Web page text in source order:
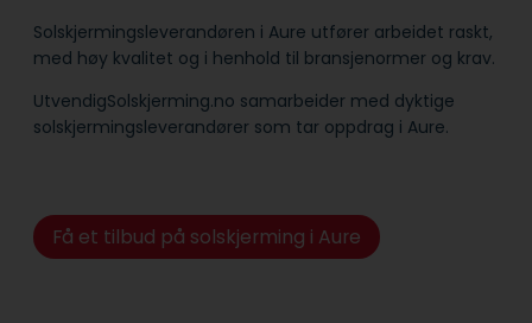
Solskjermingsleverandøren i Aure utfører arbeidet raskt,
med høy kvalitet og i henhold til bransje­normer og krav.
UtvendigSolskjerming.no samarbeider med dyktige
solskjermingsleverandører som tar oppdrag i Aure.
Få et tilbud på solskjerming i Aure